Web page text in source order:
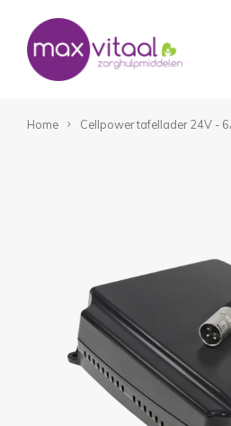
Home Cellpower tafellader 24V -